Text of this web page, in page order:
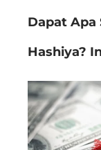
Dapat Apa
Hashiya?